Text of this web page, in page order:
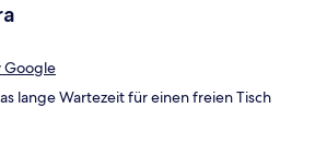
Google
lange Wartezeit für einen freien Tisch